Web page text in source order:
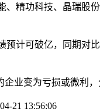
功科技、晶瑞股
可破亿，同期对
变为亏损或微利，
21 13:56:06